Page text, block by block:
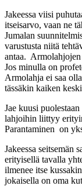
Jakeessa viisi
itseisarvo, vaan ne
Jumalan
varustusta niitä
antaa. Armolahjojen
Jos minulla on
Armolahja ei saa
tässäkin kaiken
Jae kuusi
lahjoihin liittyy
Parantaminen on
Jakeessa seitsemän
erityisellä tavalla
ilmenee itse
jokaisella on oma